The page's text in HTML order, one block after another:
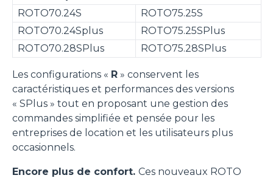
ROTO70.24S
ROTO75.25S
ROTO70.24Splus
ROTO75.25SPlus
ROTO70.28SPlus
ROTO75.28SPlus
Les configurations « R » conservent les
caractéristiques et performances des versions
« SPlus » tout en proposant une gestion des
commandes simplifiée et pensée pour les
entreprises de location et les utilisateurs plus
occasionnels.
Encore plus de confort. Ces nouveaux ROTO